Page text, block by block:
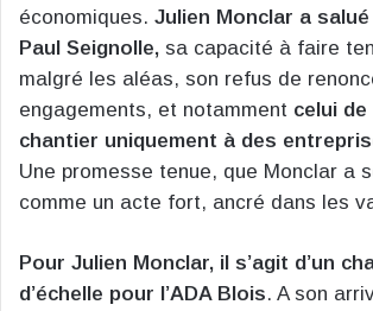
économiques. Julien Monclar a
Paul Seignolle, sa capacité à faire
malgré les aléas, son refus de
engagements, et notamment celui
chantier uniquement à des
Une promesse tenue, que Monclar a
comme un acte fort, ancré dans les
Pour Julien Monclar, il s’agit d’un
d’échelle pour l’ADA Blois. A son